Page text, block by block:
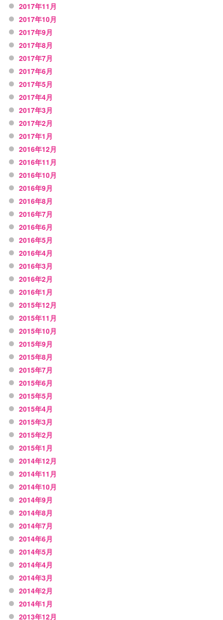
2017年11月
2017年10月
2017年9月
2017年8月
2017年7月
2017年6月
2017年5月
2017年4月
2017年3月
2017年2月
2017年1月
2016年12月
2016年11月
2016年10月
2016年9月
2016年8月
2016年7月
2016年6月
2016年5月
2016年4月
2016年3月
2016年2月
2016年1月
2015年12月
2015年11月
2015年10月
2015年9月
2015年8月
2015年7月
2015年6月
2015年5月
2015年4月
2015年3月
2015年2月
2015年1月
2014年12月
2014年11月
2014年10月
2014年9月
2014年8月
2014年7月
2014年6月
2014年5月
2014年4月
2014年3月
2014年2月
2014年1月
2013年12月